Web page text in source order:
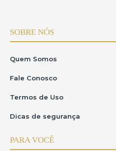
SOBRE NÓS
Quem Somos
Fale Conosco
Termos de Uso
Dicas de segurança
PARA VOCÊ